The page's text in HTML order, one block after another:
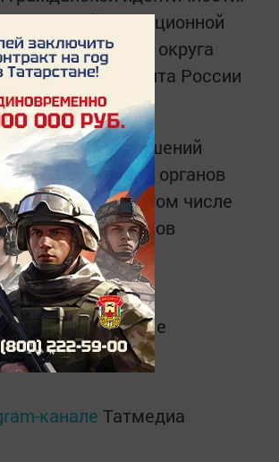
миграционной
на Совете округа
Президента России
соглашений
участия органов
«Экология», в том числе
органов
поступившие
федеральные
канале Татмедиа